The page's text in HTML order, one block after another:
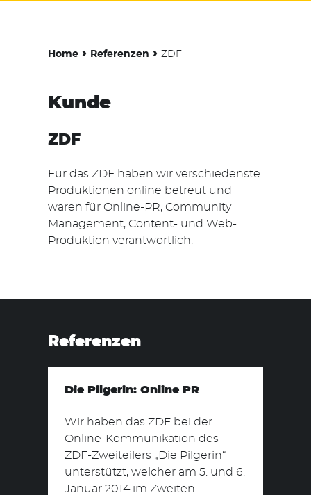
Home › Referenzen › ZDF
Kunde
ZDF
Für das ZDF haben wir verschiedenste
Produktionen online betreut und
waren für Online-PR, Community
Management, Content- und Web-
Produktion verantwortlich.
Referenzen
Die Pilgerin: Online PR
Wir haben das ZDF bei der
Online-Kommunikation des
ZDF-Zweiteilers „Die Pilgerin“
unterstützt, welcher am 5. und 6.
Januar 2014 im Zweiten